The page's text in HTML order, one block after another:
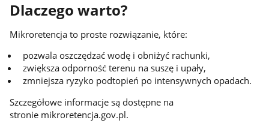
Dlaczego warto?
Mikroretencja to proste rozwiązanie, które:
pozwala oszczędzać wodę i obniżyć rachunki,
zwiększa odporność terenu na suszę i upały,
zmniejsza ryzyko podtopień po intensywnych opadach.
Szczegółowe informacje są dostępne na
stronie mikroretencja.gov.pl.